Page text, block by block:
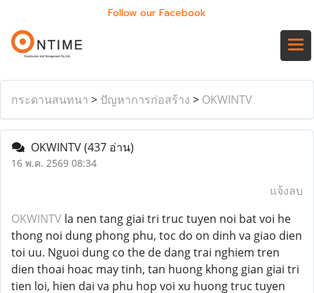
Follow our Facebook
กระดานสนทนา > ปัญหาการก่อสร้าง > OKWINTV
OKWINTV(437 อ่าน)
16 พ.ค. 2569 08:34
แจ้งลบ
OKWINTV la nen tang giai tri truc tuyen noi bat voi he
thong noi dung phong phu, toc do on dinh va giao dien
toi uu. Nguoi dung co the de dang trai nghiem tren
dien thoai hoac may tinh, tan huong khong gian giai tri
tien loi, hien dai va phu hop voi xu huong truc tuyen